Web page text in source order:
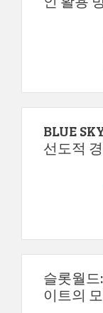
BLUE
선도적
슬롯월
이트의